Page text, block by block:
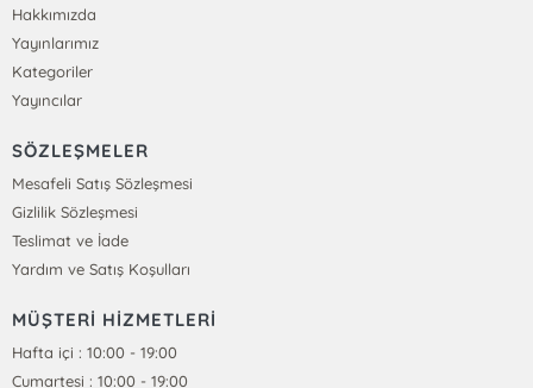
Hakkımızda
Yayınlarımız
Kategoriler
Yayıncılar
SÖZLEŞMELER
Mesafeli Satış Sözleşmesi
Gizlilik Sözleşmesi
Teslimat ve İade
Yardım ve Satış Koşulları
MÜŞTERİ HİZMETLERİ
Hafta içi : 10:00 - 19:00
Cumartesi : 10:00 - 19:00